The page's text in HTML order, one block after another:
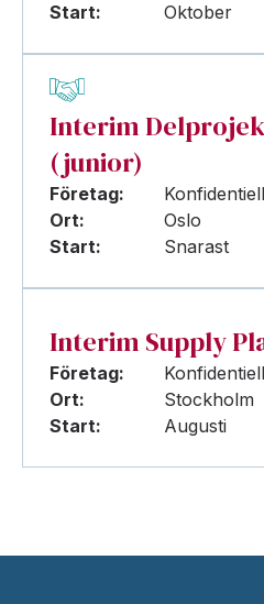
Start:
Oktober
Interim
(junior)
Företag:
Ort:
Oslo
Start:
Snarast
Interim Supply
Företag:
Ort:
Stockholm
Start:
Augusti